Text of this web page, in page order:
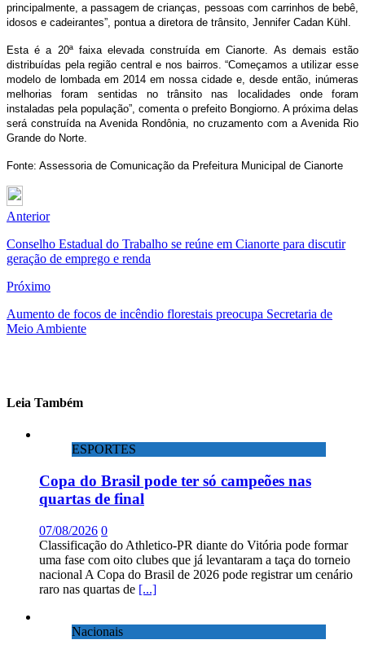
principalmente, a passagem de crianças, pessoas com carrinhos de bebê,
idosos e cadeirantes”, pontua a diretora de trânsito, Jennifer Cadan Kühl.
Esta é a 20ª faixa elevada construída em Cianorte. As demais estão
distribuídas pela região central e nos bairros. “Começamos a utilizar esse
modelo de lombada em 2014 em nossa cidade e, desde então, inúmeras
melhorias foram sentidas no trânsito nas localidades onde foram
instaladas pela população”, comenta o prefeito Bongiorno. A próxima delas
será construída na Avenida Rondônia, no cruzamento com a Avenida Rio
Grande do Norte.
Fonte: Assessoria de Comunicação da Prefeitura Municipal de Cianorte
Anterior
Conselho Estadual do Trabalho se reúne em Cianorte para discutir
geração de emprego e renda
Próximo
Aumento de focos de incêndio florestais preocupa Secretaria de
Meio Ambiente
Leia Também
ESPORTES
Copa do Brasil pode ter só campeões nas
quartas de final
07/08/2026 0
Classificação do Athletico-PR diante do Vitória pode formar
uma fase com oito clubes que já levantaram a taça do torneio
nacional A Copa do Brasil de 2026 pode registrar um cenário
raro nas quartas de [...]
Nacionais